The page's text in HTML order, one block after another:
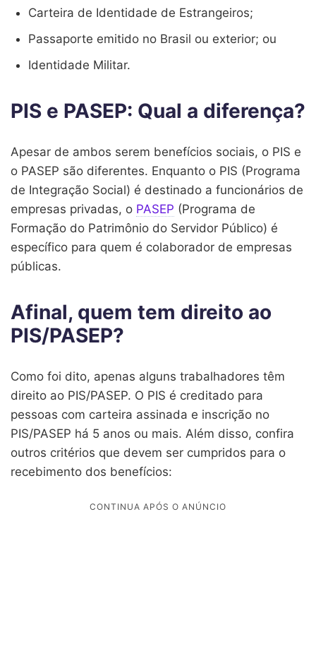
Carteira de Identidade de Estrangeiros;
Passaporte emitido no Brasil ou exterior; ou
Identidade Militar.
PIS e PASEP: Qual a diferença?
Apesar de ambos serem benefícios sociais, o PIS e
o PASEP são diferentes. Enquanto o PIS (Programa
de Integração Social) é destinado a funcionários de
empresas privadas, o PASEP (Programa de
Formação do Patrimônio do Servidor Público) é
específico para quem é colaborador de empresas
públicas.
Afinal, quem tem direito ao
PIS/PASEP?
Como foi dito, apenas alguns trabalhadores têm
direito ao PIS/PASEP. O PIS é creditado para
pessoas com carteira assinada e inscrição no
PIS/PASEP há 5 anos ou mais. Além disso, confira
outros critérios que devem ser cumpridos para o
recebimento dos benefícios: